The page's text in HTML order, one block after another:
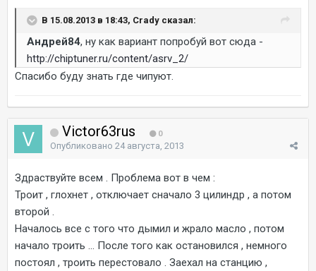
В 15.08.2013 в 18:43, Crady сказал:
Андрей84, ну как вариант попробуй вот сюда -
http://chiptuner.ru/content/asrv_2/
Спасибо буду знать где чипуют.
Victor63rus 0
Опубликовано 24 августа, 2013
Здраствуйте всем . Проблема вот в чем :
Троит , глохнет , отключает сначало 3 цилиндр , а потом
второй .
Началось все с того что дымил и жрало масло , потом
начало троить ... После того как остановился , немного
постоял , троить перестовало . Заехал на станцию ,